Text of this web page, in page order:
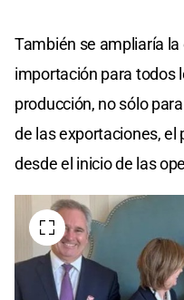
También se ampliaría
importación para todos
producción, no sólo
de las exportaciones, el
desde el inicio de las